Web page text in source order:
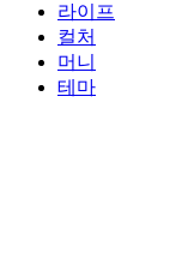
라이프
컬처
머니
테마